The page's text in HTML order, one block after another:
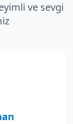
ve sevgi